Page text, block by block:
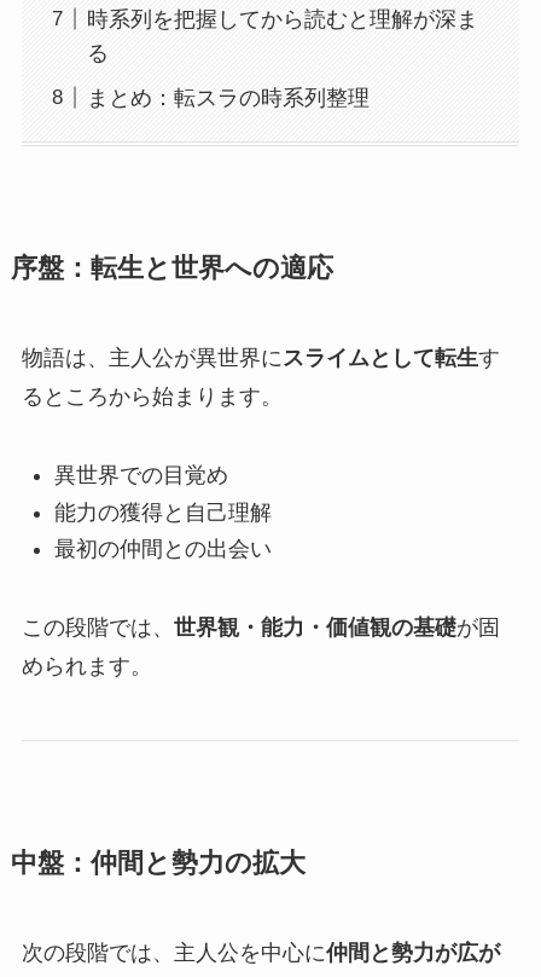
時系列を把握してから読むと理解が深ま
る
まとめ：転スラの時系列整理
序盤：転生と世界への適応
物語は、主人公が異世界にスライムとして転生す
るところから始まります。
異世界での目覚め
能力の獲得と自己理解
最初の仲間との出会い
この段階では、 世界観・能力・価値観の基礎が固
められます。
中盤：仲間と勢力の拡大
次の段階では、主人公を中心に仲間と勢力が広が